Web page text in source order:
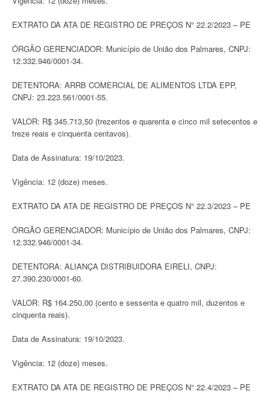
EXTRATO DA ATA DE REGISTRO DE PREÇOS N° 22.2/2023 – PE
ÓRGÃO GERENCIADOR: Município de União dos Palmares, CNPJ:
12.332.946/0001-34.
DETENTORA: ARRB COMERCIAL DE ALIMENTOS LTDA EPP,
CNPJ: 23.223.561/0001-55.
VALOR: R$ 345.713,50 (trezentos e quarenta e cinco mil setecentos e
treze reais e cinquenta centavos).
Data de Assinatura: 19/10/2023.
Vigência: 12 (doze) meses.
EXTRATO DA ATA DE REGISTRO DE PREÇOS N° 22.3/2023 – PE
ÓRGÃO GERENCIADOR: Município de União dos Palmares, CNPJ:
12.332.946/0001-34.
DETENTORA: ALIANÇA DISTRIBUIDORA EIRELI, CNPJ:
27.390.230/0001-60.
VALOR: R$ 164.250,00 (cento e sessenta e quatro mil, duzentos e
cinquenta reais).
Data de Assinatura: 19/10/2023.
Vigência: 12 (doze) meses.
EXTRATO DA ATA DE REGISTRO DE PREÇOS N° 22.4/2023 – PE